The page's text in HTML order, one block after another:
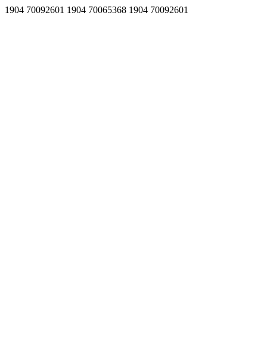
1904 70092601 1904 70065368 1904 70092601